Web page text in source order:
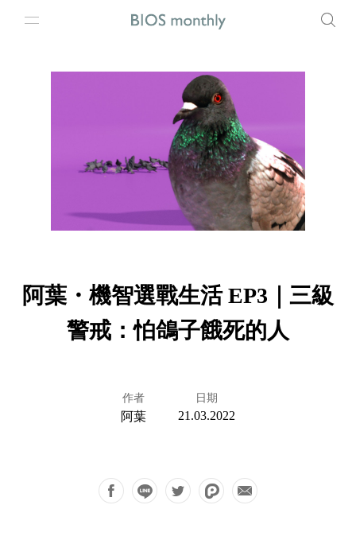
阿葉・機智選戰生活 EP3｜三級
警戒：怕鴿子餓死的人
作者
阿葉
日期
21.03.2022